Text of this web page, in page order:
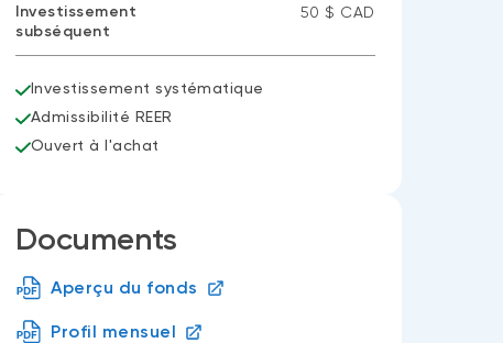
Investissement
subséquent
50 $ CAD
Investissement systématique
Admissibilité REER
Ouvert à l'achat
Documents
Aperçu du fonds
Profil mensuel